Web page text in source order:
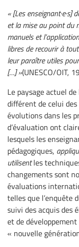
« [Les
et la mise au point du
manuels et
libres de recourir à
leur paraître utiles
[…] »(UNESCO/OIT,
Le paysage actuel
différent de celui
évolutions dans les
d’évaluation ont
lesquels les
pédagogiques,
utilisentles
changements sont
évaluations
telles que l’enquête
suivi des acquis des
et de
« nouvelle